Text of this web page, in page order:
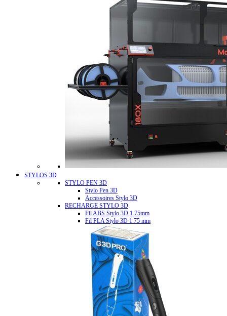
STYLOS 3D
STYLO PEN 3D
Stylo Pen 3D
Accessoires Stylo 3D
RECHARGE STYLO 3D
Fil ABS Stylo 3D 1.75mm
Fil PLA Stylo 3D 1.75 mm